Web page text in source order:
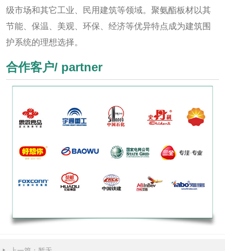
级市场和其它工业、民用建筑等领域。聚氨酯板材以其
节能、保温、美观、环保、经济等优异特点成为建筑围
护系统的理想选择。
合作客户/ partner